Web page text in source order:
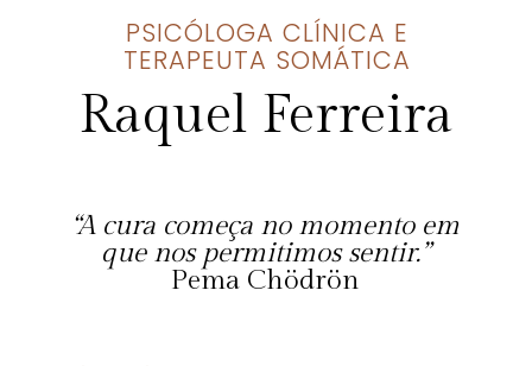
PSICÓLOGA CLÍNICA E
TERAPEUTA SOMÁTICA
Raquel Ferreira
“A cura começa no momento em
que nos permitimos sentir.”
Pema Chödrön